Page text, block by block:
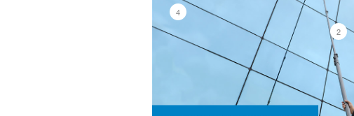
2
4